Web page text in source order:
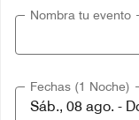
Nombra tu evento
Fechas (1 Noche)